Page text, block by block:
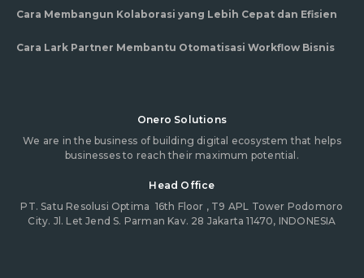
Cara Membangun Kolaborasi yang Lebih Cepat dan Efisien
Cara Lark Partner Membantu Otomatisasi Workflow Bisnis
Onero Solutions
We are in the business of building digital ecosystem that helps
businesses to reach their maximum potential.
Head Office
PT. Satu Resolusi Optima 16th Floor , T9 APL Tower Podomoro
City. Jl. Let Jend S. Parman Kav. 28 Jakarta 11470, INDONESIA